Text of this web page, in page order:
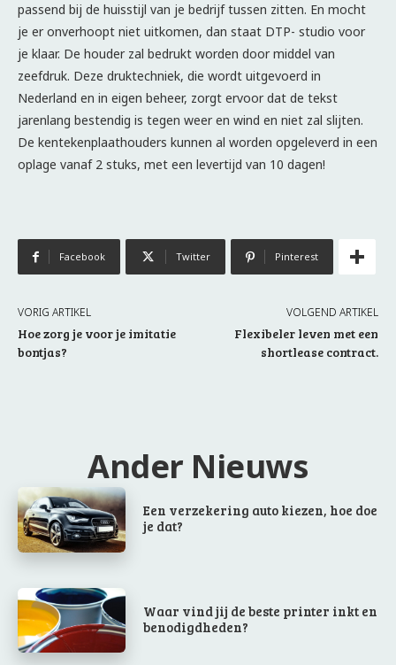
passend bij de huisstijl van je bedrijf tussen zitten. En mocht
je er onverhoopt niet uitkomen, dan staat DTP- studio voor
je klaar. De houder zal bedrukt worden door middel van
zeefdruk. Deze druktechniek, die wordt uitgevoerd in
Nederland en in eigen beheer, zorgt ervoor dat de tekst
jarenlang bestendig is tegen weer en wind en niet zal slijten.
De kentekenplaathouders kunnen al worden opgeleverd in een
oplage vanaf 2 stuks, met een levertijd van 10 dagen!
Facebook Twitter Pinterest
VORIG ARTIKEL
Hoe zorg je voor je imitatie
bontjas?
VOLGEND ARTIKEL
Flexibeler leven met een
shortlease contract.
Ander Nieuws
Een verzekering auto kiezen, hoe doe
je dat?
Waar vind jij de beste printer inkt en
benodigdheden?